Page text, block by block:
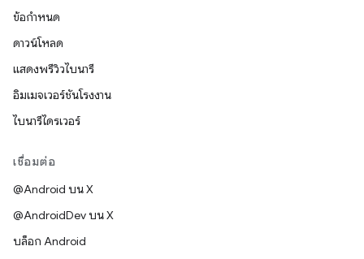
ข้อกำหนด
ดาวน์โหลด
แสดงพรีวิวไบนารี
อิมเมจเวอร์ชันโรงงาน
ไบนารีไดรเวอร์
เชื่อมต่อ
@Android บน X
@AndroidDev บน X
บล็อก Android